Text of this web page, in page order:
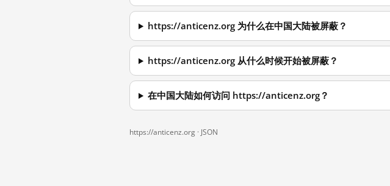
https://anticenz.org 为什么在中国大陆被屏蔽？
https://anticenz.org 从什么时候开始被屏蔽？
在中国大陆如何访问 https://anticenz.org？
https://anticenz.org · JSON